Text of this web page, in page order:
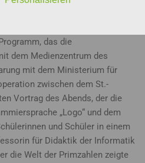
optischer
der Klasse 6g mit
das die
dem Medienzentrum des
mit dem Ministerium für
zwischen dem St.-
Vortrag des Abends, der die
„Logo“ und dem
und Schüler in einem
für Didaktik der Informatik
die Welt der Primzahlen zeigte